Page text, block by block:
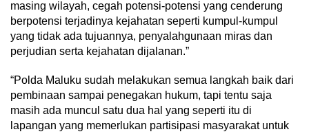
masing wilayah, cegah potensi-potensi yang cenderung
berpotensi terjadinya kejahatan seperti kumpul-kumpul
yang tidak ada tujuannya, penyalahgunaan miras dan
perjudian serta kejahatan dijalanan.”
“Polda Maluku sudah melakukan semua langkah baik dari
pembinaan sampai penegakan hukum, tapi tentu saja
masih ada muncul satu dua hal yang seperti itu di
lapangan yang memerlukan partisipasi masyarakat untuk